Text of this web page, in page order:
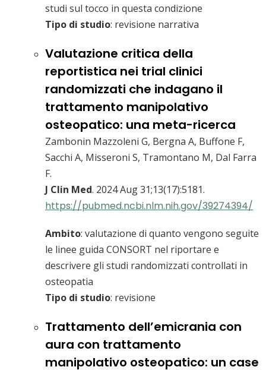
studi sul tocco in questa condizione
Tipo di studio: revisione narrativa
Valutazione critica della
reportistica nei trial clinici
randomizzati che indagano il
trattamento manipolativo
osteopatico: una meta-ricerca
Zambonin Mazzoleni G, Bergna A, Buffone F,
Sacchi A, Misseroni S, Tramontano M, Dal Farra
F.
J Clin Med. 2024 Aug 31;13(17):5181.
https://pubmed.ncbi.nlm.nih.gov/39274394/
Ambito: valutazione di quanto vengono seguite
le linee guida CONSORT nel riportare e
descrivere gli studi randomizzati controllati in
osteopatia
Tipo di studio: revisione
Trattamento dell’emicrania con
aura con trattamento
manipolativo osteopatico: un case